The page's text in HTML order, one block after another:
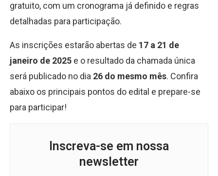
gratuito, com um cronograma já definido e regras
detalhadas para participação.
As inscrições estarão abertas de 17 a 21 de
janeiro de 2025 e o resultado da chamada única
será publicado no dia 26 do mesmo mês. Confira
abaixo os principais pontos do edital e prepare-se
para participar!
Inscreva-se em nossa
newsletter